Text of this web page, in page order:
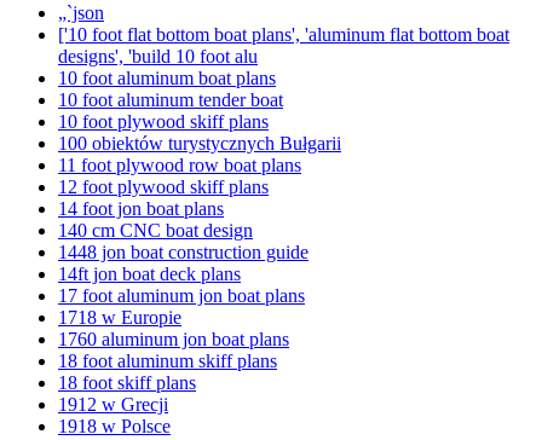
„`json
['10 foot flat bottom boat plans', 'aluminum flat bottom boat
designs', 'build 10 foot alu
10 foot aluminum boat plans
10 foot aluminum tender boat
10 foot plywood skiff plans
100 obiektów turystycznych Bułgarii
11 foot plywood row boat plans
12 foot plywood skiff plans
14 foot jon boat plans
140 cm CNC boat design
1448 jon boat construction guide
14ft jon boat deck plans
17 foot aluminum jon boat plans
1718 w Europie
1760 aluminum jon boat plans
18 foot aluminum skiff plans
18 foot skiff plans
1912 w Grecji
1918 w Polsce